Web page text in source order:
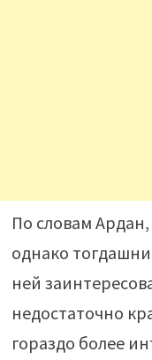
По словам
однако
ней
недостаточно
гораздо более